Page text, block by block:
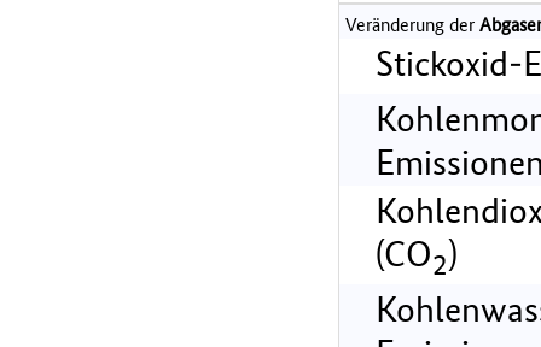
Veränderung der
Stickoxid-
(CO2)